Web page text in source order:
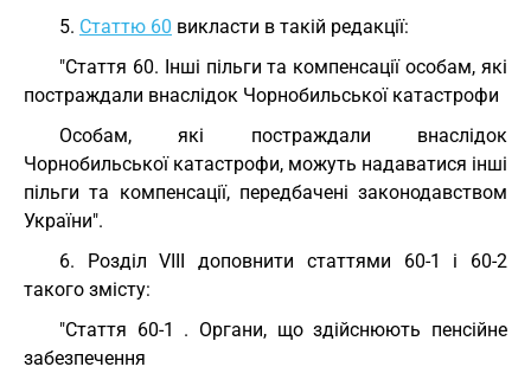
5. Статтю 60 викласти в такій редакції:
"Стаття 60. Інші пільги та компенсації особам, які
постраждали внаслідок Чорнобильської катастрофи
Особам, які постраждали внаслідок
Чорнобильської катастрофи, можуть надаватися інші
пільги та компенсації, передбачені законодавством
України".
6. Розділ VIII доповнити статтями 60-1 і 60-2
такого змісту:
"Стаття 60-1 . Органи, що здійснюють пенсійне
забезпечення